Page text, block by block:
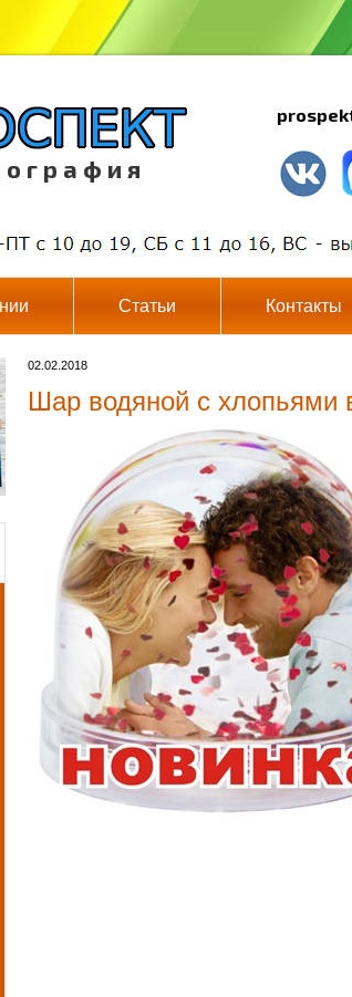
о г р а ф и я
Статьи Контакты
02.02.2018
Шар водяной с